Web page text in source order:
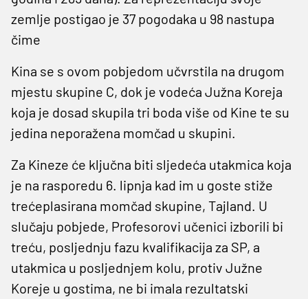
zemlje postigao je 37 pogodaka u 98 nastupa
čime
Kina se s ovom pobjedom učvrstila na drugom
mjestu skupine C, dok je vodeća Južna Koreja
koja je dosad skupila tri boda više od Kine te su
jedina neporažena momčad u skupini.
Za Kineze će ključna biti sljedeća utakmica koja
je na rasporedu 6. lipnja kad im u goste stiže
trećeplasirana momčad skupine, Tajland. U
slučaju pobjede, Profesorovi učenici izborili bi
treću, posljednju fazu kvalifikacija za SP, a
utakmica u posljednjem kolu, protiv Južne
Koreje u gostima, ne bi imala rezultatski